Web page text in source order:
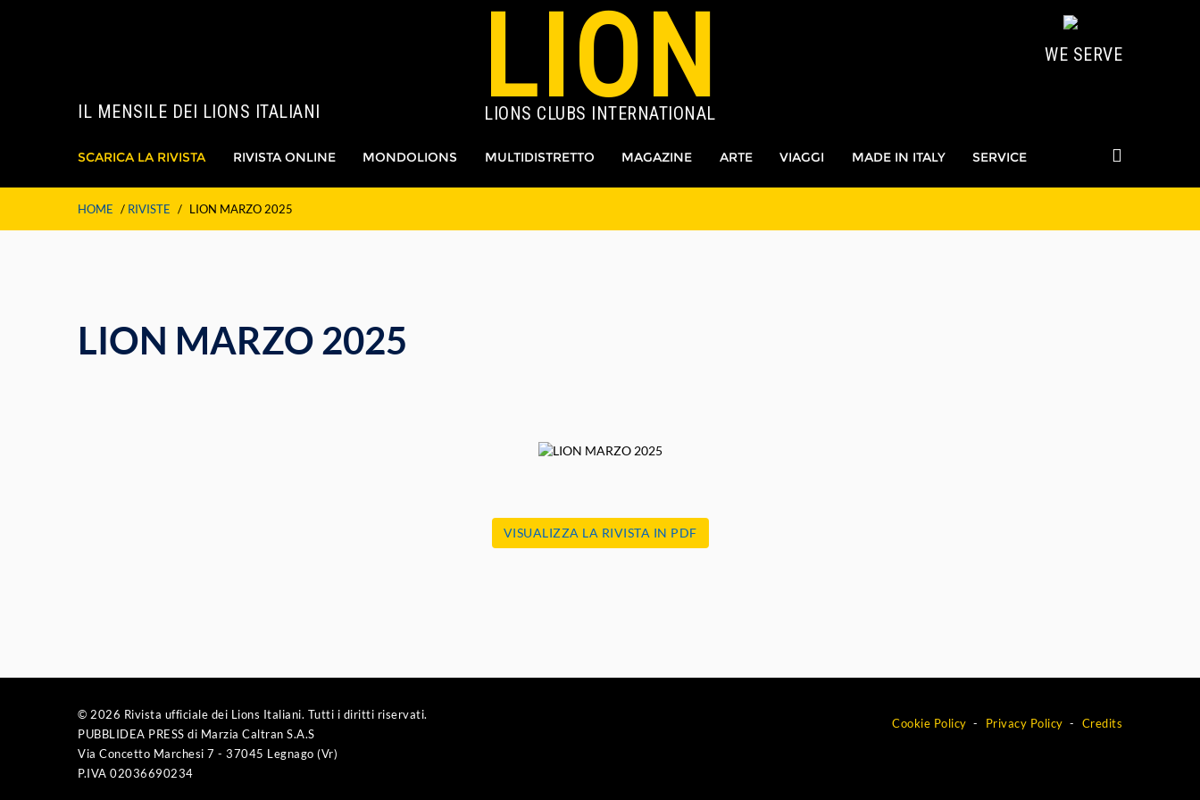
IL MENSILE DEI LIONS ITALIANI LION
LIONS CLUBS INTERNATIONAL
WE SERVE
SCARICA LA RIVISTA RIVISTA ONLINE MONDOLIONS MULTIDISTRETTO MAGAZINE ARTE VIAGGI MADE IN ITALY SERVICE
HOME / RIVISTE / LION MARZO 2025
LION MARZO 2025
VISUALIZZA LA RIVISTA IN PDF
© 2026 Rivista ufficiale dei Lions Italiani. Tutti i diritti riservati.
PUBBLIDEA PRESS di Marzia Caltran S.A.S
Via Concetto Marchesi 7 - 37045 Legnago (Vr)
P.IVA 02036690234
Cookie Policy Privacy Policy Credits